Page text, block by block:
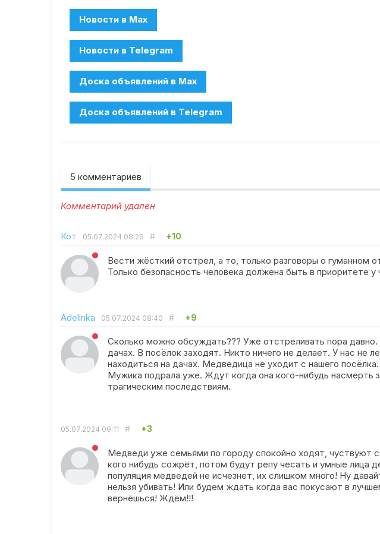
5 комментариев
Комментарий удален
Кот 05.07.2024 08:26 # +10
Вести жёсткий отстрел, а то, только разговоры о гуманном
Только безопасность человека должена быть в приоритете
Adelinka 05.07.2024 08:40 # +9
Сколько можно обсуждать??? Уже отстреливать пора
дачах. В посёлок заходят. Никто ничего не делает. У нас не
находиться на дачах. Медведица не уходит с нашего
Мужика подрала уже. Ждут когда она кого-нибудь насмерть
трагическим последствиям.
05.07.2024 09:11 # +3
Медведи уже семьями по городу спокойно ходят, чуствуют
кого нибудь сожрёт, потом будут репу чесать и умные лица
популяция медведей не исчезнет, их слишком много! Ну
нельзя убивать! Или будем ждать когда вас покусают в
вернёшься! Ждём!!!